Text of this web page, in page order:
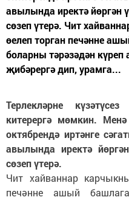
авылында иректә йөргән
сөзеп үтерә. Чит
өелеп торган печәнне
боларны тәрәзәдән
җибәрергә дип, урамга...
Терлекләрне
китерергә мөмкин.
октябрендә иртәнге
авылында иректә
сөзеп үтерә.
Чит хайваннар
печәнне ашый